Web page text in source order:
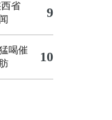
省
9
喝催
10